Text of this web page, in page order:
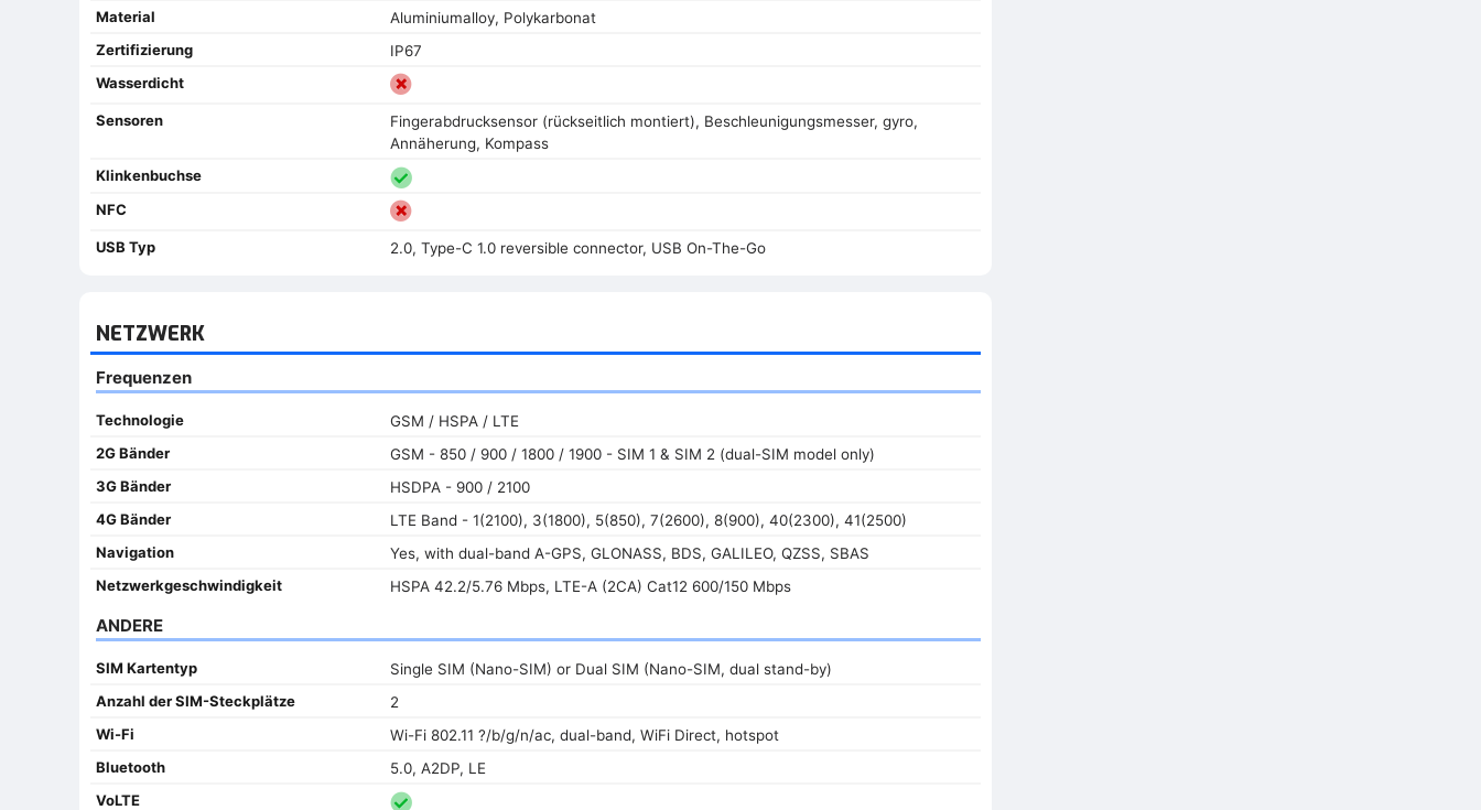
Material
Aluminiumalloy, Polykarbonat
Zertifizierung
IP67
Wasserdicht
Sensoren
Fingerabdrucksensor (rückseitlich montiert), Beschleunigungsmesser, gyro,
Annäherung, Kompass
Klinkenbuchse
NFC
USB Typ 2.0, Type-C 1.0 reversible connector, USB On-The-Go
NETZWERK
Frequenzen
Technologie
GSM / HSPA / LTE
2G Bänder
GSM - 850 / 900 / 1800 / 1900 - SIM 1 & SIM 2 (dual-SIM model only)
3G Bänder
HSDPA - 900 / 2100
4G Bänder
LTE Band - 1(2100), 3(1800), 5(850), 7(2600), 8(900), 40(2300), 41(2500)
Navigation
Yes, with dual-band A-GPS, GLONASS, BDS, GALILEO, QZSS, SBAS
Netzwerkgeschwindigkeit
HSPA 42.2/5.76 Mbps, LTE-A (2CA) Cat12 600/150 Mbps
ANDERE
SIM Kartentyp
Single SIM (Nano-SIM) or Dual SIM (Nano-SIM, dual stand-by)
Anzahl der SIM-Steckplätze
2
Wi-Fi
Wi-Fi 802.11 ?/b/g/n/ac, dual-band, WiFi Direct, hotspot
Bluetooth
5.0, A2DP, LE
VoLTE